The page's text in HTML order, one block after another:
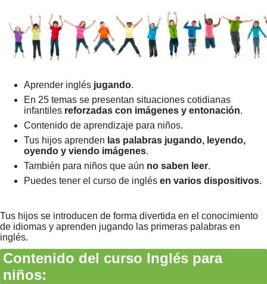
Aprender inglés jugando.
En 25 temas se presentan situaciones cotidianas
infantiles reforzadas con imágenes y entonación.
Contenido de aprendizaje para niños.
Tus hijos aprenden las palabras jugando, leyendo,
oyendo y viendo imágenes.
También para niños que aún no saben leer.
Puedes tener el curso de inglés en varios dispositivos.
Tus hijos se introducen de forma divertida en el conocimiento
de idiomas y aprenden jugando las primeras palabras en
inglés.
Contenido del curso Inglés para
niños: